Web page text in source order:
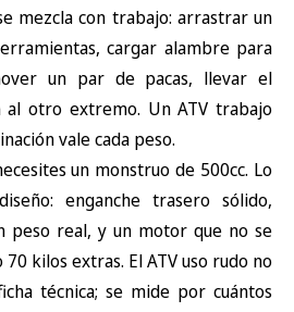
mezcla con trabajo: arrastrar un
cargar alambre para
un par de pacas, llevar el
al otro extremo. Un ATV trabajo
vale cada peso.
un monstruo de 500cc. Lo
enganche trasero sólido,
peso real, y un motor que no se
kilos extras. El ATV uso rudo no
técnica; se mide por cuántos